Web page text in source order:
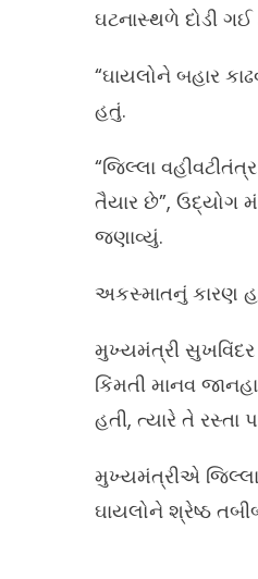
ઘટનાસ્થળે દોડી ગઈ
“ઘાયલોને બહાર
હતું.
“જિલ્લા
તૈયાર છે”, ઉદ્યોગ
જણાવ્યું.
અકસ્માતનું કારણ
મુખ્યમંત્રી
કિંમતી માનવ
હતી, ત્યારે તે
મુખ્યમંત્રીએ
ઘાયલોને શ્રેષ્ઠ